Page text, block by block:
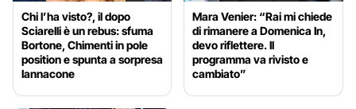
Chi l’ha visto?, il dopo
Sciarelli è un rebus: sfuma
Bortone, Chimenti in pole
position e spunta a sorpresa
Iannacone
Mara Venier: “Rai mi chiede
di rimanere a Domenica In,
devo riflettere. Il
programma va rivisto e
cambiato”